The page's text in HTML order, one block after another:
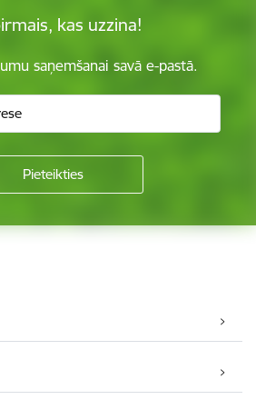
kas uzzina!
saņemšanai savā e-pastā.